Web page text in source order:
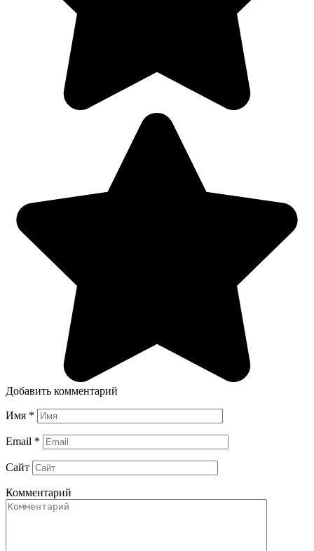
Добавить комментарий
Имя *
Email *
Сайт
Комментарий